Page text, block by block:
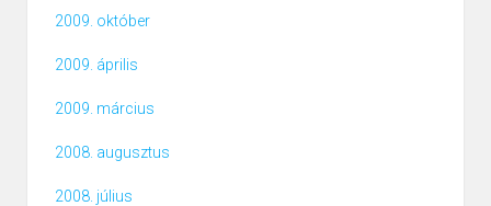
2009. október
2009. április
2009. március
2008. augusztus
2008. július